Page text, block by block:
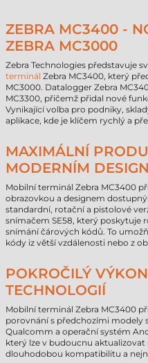
ZEBRA MC3400 -
ZEBRA MC3000
Zebra Technologies představuje
terminál Zebra MC3400, který
MC3000. Datalogger Zebra
MC3300, přičemž přidal nové
Vynikající volba pro podniky,
aplikace, kde je klíčem rychlý a
MAXIMÁLNÍ
MODERNÍM
Mobilní terminál Zebra MC3400
obrazovkou a designem
standardní, rotační a pistolové
snímačem SE58, který poskytuje
snímání čárových kódů. To
kódy iz větší vzdálenosti nebo z
POKROČILÝ
TECHNOLOGIÍ
Mobilní terminál Zebra MC3400
porovnání s předchozími modely
Qualcomm a operační systém
který lze v budoucnu aktualizovat
dlouhodobou kompatibilitu a